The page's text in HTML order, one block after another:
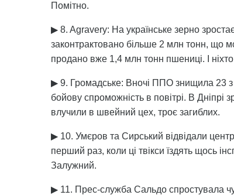
Помітно.
▶ 8. Agravery: На українське зерно
законтрактовано більше 2 млн тонн, що
продано вже 1,4 млн тонн пшениці. І
▶ 9. Громадське: Вночі ППО знищила 23 з
бойову спроможність в повітрі. В
влучили в швейний цех, троє загиблих.
▶ 10. Умєров та Сирський відвідали
перший раз, коли ці твікси їздять щось
Залужний.
▶ 11. Прес-служба Сальдо спростувала